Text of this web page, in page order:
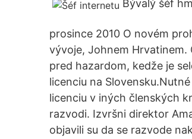
Bývalý šéf
prosince 2010 O novém
vývoje, Johnem Hrvatinem.
pred hazardom, kedže je
licenciu na
licenciu v iných členských
razvodi. Izvršni direktor
objavili su da se razvode